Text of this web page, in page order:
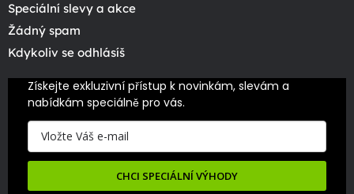
Speciální slevy a akce
Žádný spam
Kdykoliv se odhlásíš
Získejte exkluzivní přístup k novinkám, slevám a
nabídkám speciálně pro vás.
CHCI SPECIÁLNÍ VÝHODY